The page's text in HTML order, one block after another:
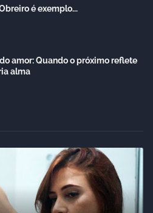
é exemplo...
amor: Quando o próximo reflete
alma